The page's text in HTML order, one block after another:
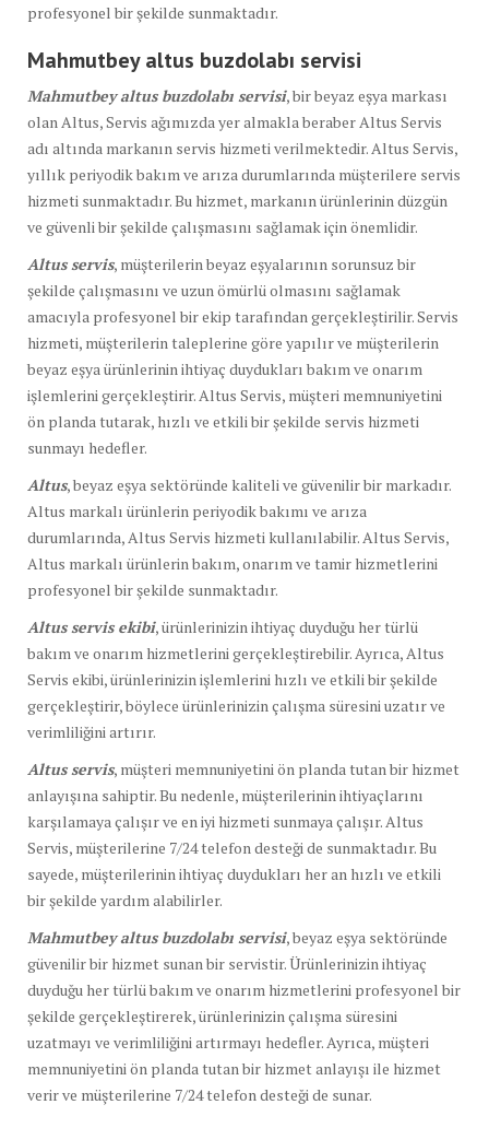
profesyonel bir şekilde sunmaktadır.
Mahmutbey altus buzdolabı servisi
Mahmutbey altus buzdolabı servisi, bir beyaz eşya markası
olan Altus, Servis ağımızda yer almakla beraber Altus Servis
adı altında markanın servis hizmeti verilmektedir. Altus Servis,
yıllık periyodik bakım ve arıza durumlarında müşterilere servis
hizmeti sunmaktadır. Bu hizmet, markanın ürünlerinin düzgün
ve güvenli bir şekilde çalışmasını sağlamak için önemlidir.
Altus servis, müşterilerin beyaz eşyalarının sorunsuz bir
şekilde çalışmasını ve uzun ömürlü olmasını sağlamak
amacıyla profesyonel bir ekip tarafından gerçekleştirilir. Servis
hizmeti, müşterilerin taleplerine göre yapılır ve müşterilerin
beyaz eşya ürünlerinin ihtiyaç duydukları bakım ve onarım
işlemlerini gerçekleştirir. Altus Servis, müşteri memnuniyetini
ön planda tutarak, hızlı ve etkili bir şekilde servis hizmeti
sunmayı hedefler.
Altus, beyaz eşya sektöründe kaliteli ve güvenilir bir markadır.
Altus markalı ürünlerin periyodik bakımı ve arıza
durumlarında, Altus Servis hizmeti kullanılabilir. Altus Servis,
Altus markalı ürünlerin bakım, onarım ve tamir hizmetlerini
profesyonel bir şekilde sunmaktadır.
Altus servis ekibi, ürünlerinizin ihtiyaç duyduğu her türlü
bakım ve onarım hizmetlerini gerçekleştirebilir. Ayrıca, Altus
Servis ekibi, ürünlerinizin işlemlerini hızlı ve etkili bir şekilde
gerçekleştirir, böylece ürünlerinizin çalışma süresini uzatır ve
verimliliğini artırır.
Altus servis, müşteri memnuniyetini ön planda tutan bir hizmet
anlayışına sahiptir. Bu nedenle, müşterilerinin ihtiyaçlarını
karşılamaya çalışır ve en iyi hizmeti sunmaya çalışır. Altus
Servis, müşterilerine 7/24 telefon desteği de sunmaktadır. Bu
sayede, müşterilerinin ihtiyaç duydukları her an hızlı ve etkili
bir şekilde yardım alabilirler.
Mahmutbey altus buzdolabı servisi, beyaz eşya sektöründe
güvenilir bir hizmet sunan bir servistir. Ürünlerinizin ihtiyaç
duyduğu her türlü bakım ve onarım hizmetlerini profesyonel bir
şekilde gerçekleştirerek, ürünlerinizin çalışma süresini
uzatmayı ve verimliliğini artırmayı hedefler. Ayrıca, müşteri
memnuniyetini ön planda tutan bir hizmet anlayışı ile hizmet
verir ve müşterilerine 7/24 telefon desteği de sunar.